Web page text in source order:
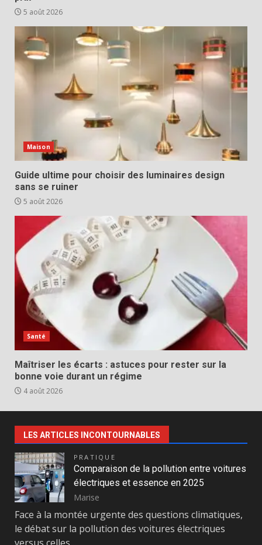
5 août 2026
Maison
Guide ultime pour choisir des luminaires design
sans se ruiner
5 août 2026
Santé
Maîtriser les écarts : astuces pour rester sur la
bonne voie durant un régime
4 août 2026
LES ARTICLES INCONTOURNABLES
PRATIQUE
Comparaison de la pollution entre voitures
électriques et essence en 2025
Marise
Face à la montée urgente des questions climatiques,
le débat sur la pollution des voitures électriques